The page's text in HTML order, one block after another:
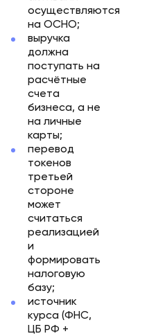
осуществляются
на ОСНО;
выручка
должна
поступать на
расчётные
счета
бизнеса, а не
на личные
карты;
перевод
токенов
третьей
стороне
может
считаться
реализацией
и
формировать
налоговую
базу;
источник
курса (ФНС,
ЦБ РФ +